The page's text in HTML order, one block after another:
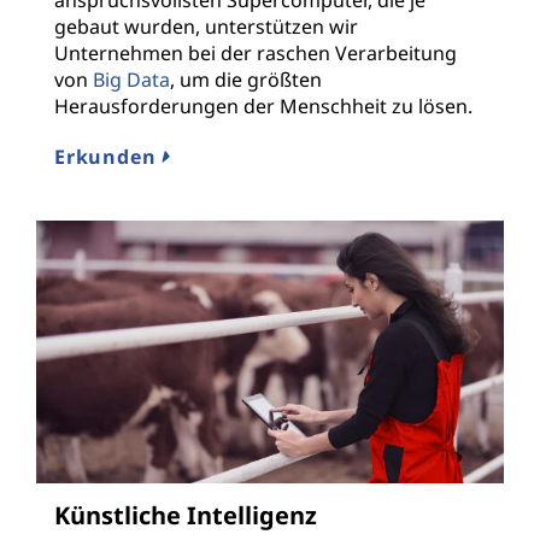
gebaut wurden, unterstützen wir
Unternehmen bei der raschen Verarbeitung
von Big Data, um die größten
Herausforderungen der Menschheit zu lösen.
Erkunden
Künstliche Intelligenz